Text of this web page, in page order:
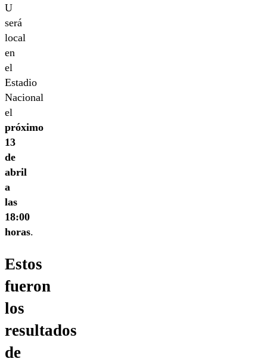
U
será
local
en
el
Estadio
Nacional
el
próximo
13
de
abril
a
las
18:00
horas.
Estos
fueron
los
resultados
de